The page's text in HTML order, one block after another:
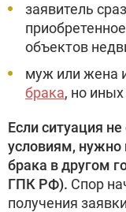
заявитель
объектов
муж или жена
брака, но
Если ситуация
условиям, нужно
брака в другом
ГПК РФ). Спор
получения